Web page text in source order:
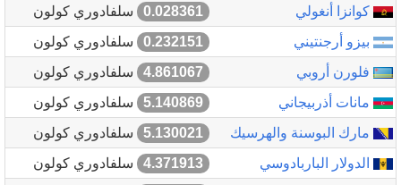
كوانزا أنغولي
0.028361
سلفادوري كولون
بيزو أرجنتيني
0.232151
سلفادوري كولون
فلورن أروبي
4.861067
سلفادوري كولون
مانات أذربيجاني
5.140869
سلفادوري كولون
مارك البوسنة والهرسيك
5.130021
سلفادوري كولون
الدولار الباربادوسي
4.371913
سلفادوري كولون